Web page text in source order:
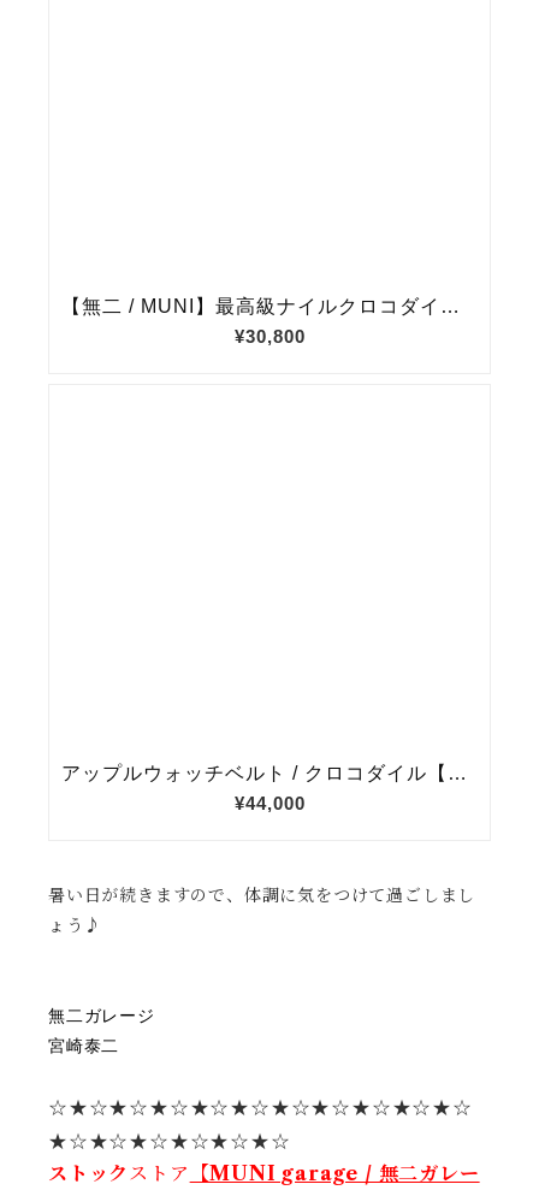
暑い日が続きますので、体調に気をつけて過ごしまし
ょう♪
無二ガレージ
宮崎泰二
☆★☆★☆★☆★☆★☆★☆★☆★☆★☆★☆
★☆★☆★☆★☆★☆★☆
ストック ストア
【MUNI garage / 無二ガレー